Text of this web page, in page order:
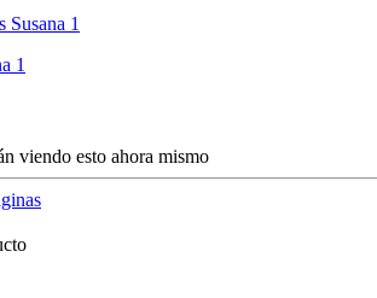
1
viendo esto ahora mismo